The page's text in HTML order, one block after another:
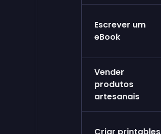
Escrever um
eBook
Vender
produtos
artesanais